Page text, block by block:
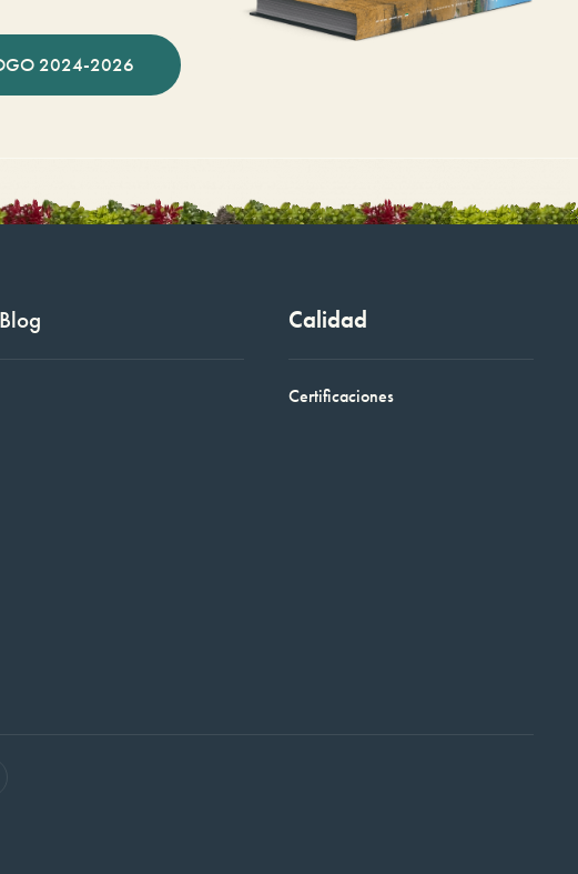
2024-2026
Blog Calidad
Certificaciones